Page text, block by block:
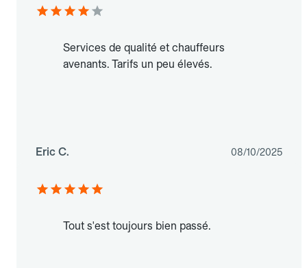
Services de qualité et chauffeurs
avenants. Tarifs un peu élevés.
Eric C. 08/10/2025
Tout s'est toujours bien passé.